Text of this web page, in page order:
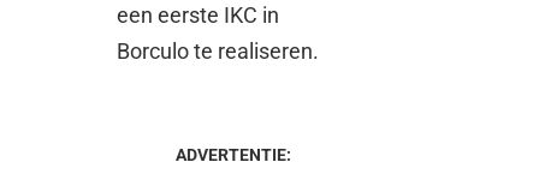
een eerste IKC in
Borculo te realiseren.
ADVERTENTIE: